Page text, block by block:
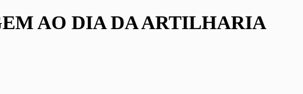
AO DIA DA ARTILHARIA